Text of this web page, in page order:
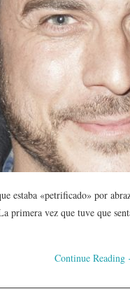
estaba «petrificado» por
primera vez que tuve que
Continue Reading